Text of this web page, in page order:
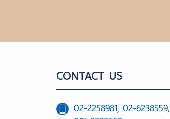
CONTACT US
02-2258981, 02-6238559,